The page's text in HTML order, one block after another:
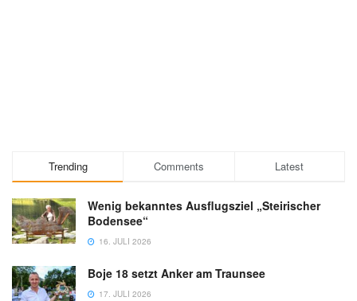
Trending Comments Latest
Wenig bekanntes Ausflugsziel „Steirischer
Bodensee“
16. JULI 2026
Boje 18 setzt Anker am Traunsee
17. JULI 2026